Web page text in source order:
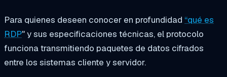
Para quienes deseen conocer en profundidad “qué es
RDP" y sus especificaciones técnicas, el protocolo
funciona transmitiendo paquetes de datos cifrados
entre los sistemas cliente y servidor.